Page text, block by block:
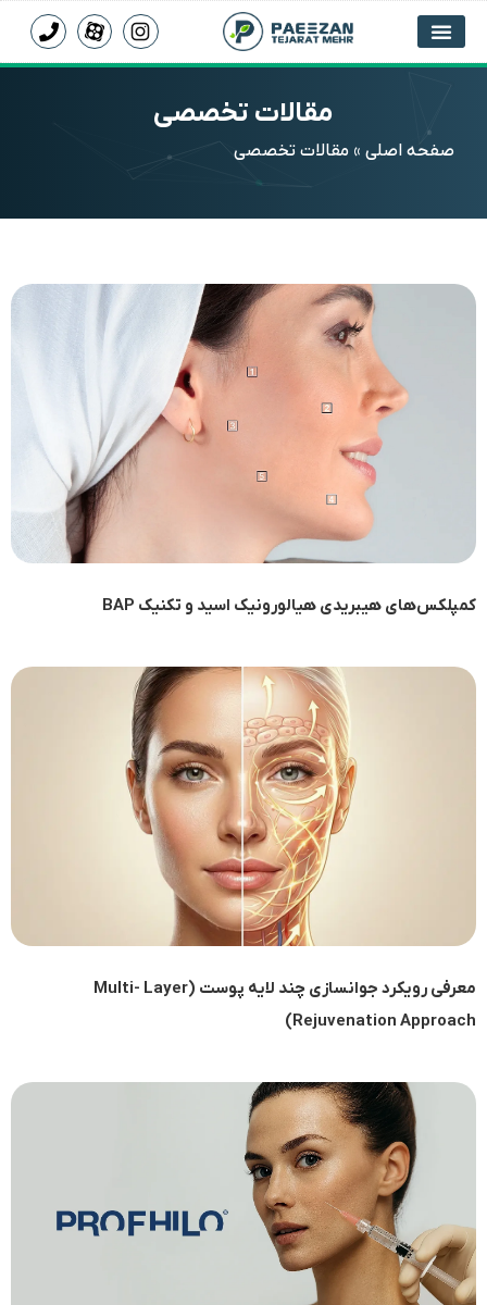
مقالات تخصصی
صفحه اصلی » مقالات تخصصی
کمپلکس‌های هیبریدی هیالورونیک اسید و تکنیک BAP
معرفی رویکرد جوانسازی چند لایه پوست (Multi- Layer
Rejuvenation Approach)